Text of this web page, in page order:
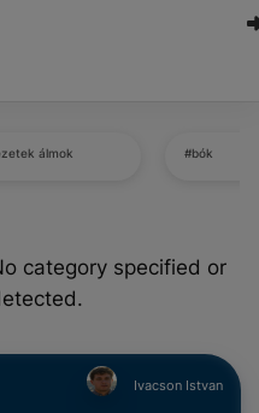
álmok #bók
category specified or
Ivacson Istvan